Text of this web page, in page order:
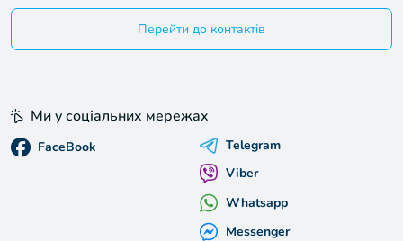
Перейти до контактів
Ми у соціальних мережах
FaceBook
Telegram
Viber
Whatsapp
Messenger